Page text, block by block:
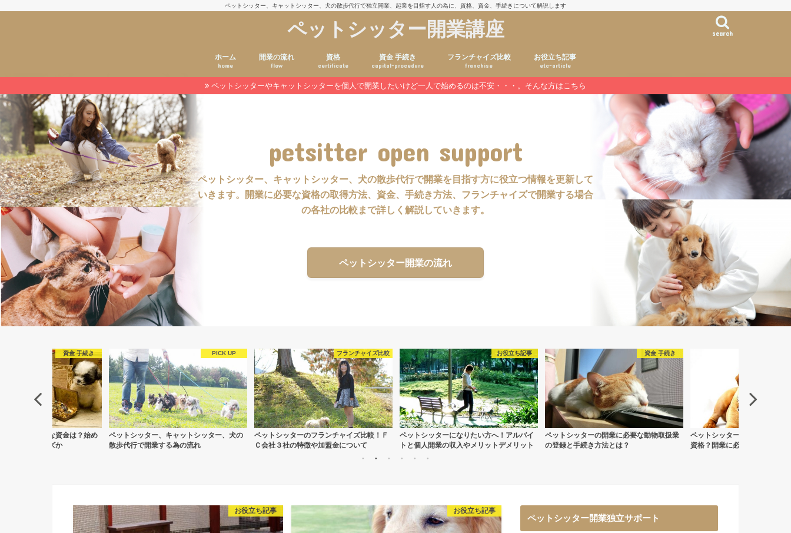
ペットシッター、キャットシッター、犬の散歩代行で独立開業、起業を目指す人の為に、資格、資金、手続きについて解説します
ペットシッター開業講座 search
ホーム
home
開業の流れ
flow
資格
certificate
資金 手続き
capital-procedure
フランチャイズ比較
franchise
お役立ち記事
etc-article
ペットシッターやキャットシッターを個人で開業したいけど一人で始めるのは不安・・・。そんな方はこちら
petsitter open support
ペットシッター、キャットシッター、犬の散歩代行で開業を目指す方に役立つ情報を更新して
いきます。開業に必要な資格の取得方法、資金、手続き方法、フランチャイズで開業する場合
の各社の比較まで詳しく解説していきます。
ペットシッター開業の流れ
ー、キャットシッター、犬の
業する為の流れ
フランチャイズ比較
ペットシッターのフランチャイズ比較！Ｆ
Ｃ会社３社の特徴や加盟金について
お役立ち記事
ペットシッターになりたい方へ！アルバイ
トと個人開業の収入やメリットデメリット
資金 手続き
ペットシッターの開業に必要な動物取扱業
の登録と手続き方法とは？
資格
ペットシッターになるために取るならどの
資格？開業に必要な資格と取得方法
ペットシッター開業に必要な
るなら個人かフランチャイズか
お役立ち記事 お役立ち記事
ペットシッター開業独立サポート